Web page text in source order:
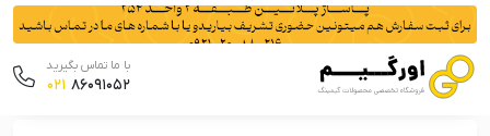
با ما تماس بگیرید
021 86091052